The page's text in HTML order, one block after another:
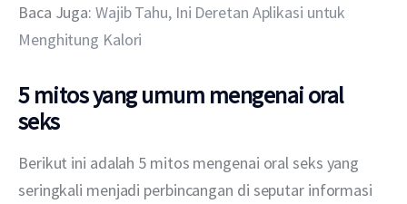
Baca Juga: Wajib Tahu, Ini Deretan Aplikasi untuk
Menghitung Kalori
5 mitos yang umum mengenai oral
seks
Berikut ini adalah 5 mitos mengenai oral seks yang
seringkali menjadi perbincangan di seputar informasi